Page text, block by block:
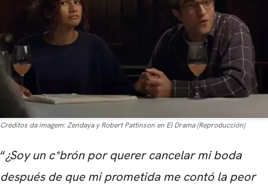
Créditos da imagem:Zendaya y Robert Pattinson en El Drama (Reproducción)
“¿Soy un c*brón por querer cancelar mi boda
después de que mi prometida me contó la peor